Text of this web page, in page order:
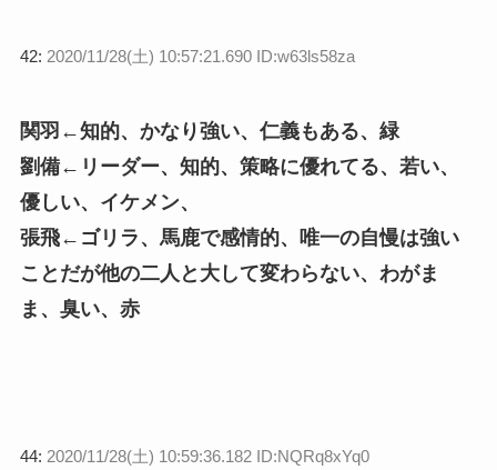
42: 2020/11/28(土) 10:57:21.690 ID:w63ls58za
関羽←知的、かなり強い、仁義もある、緑
劉備←リーダー、知的、策略に優れてる、若い、
優しい、イケメン、
張飛←ゴリラ、馬鹿で感情的、唯一の自慢は強い
ことだが他の二人と大して変わらない、わがま
ま、臭い、赤
44: 2020/11/28(土) 10:59:36.182 ID:NQRq8xYq0